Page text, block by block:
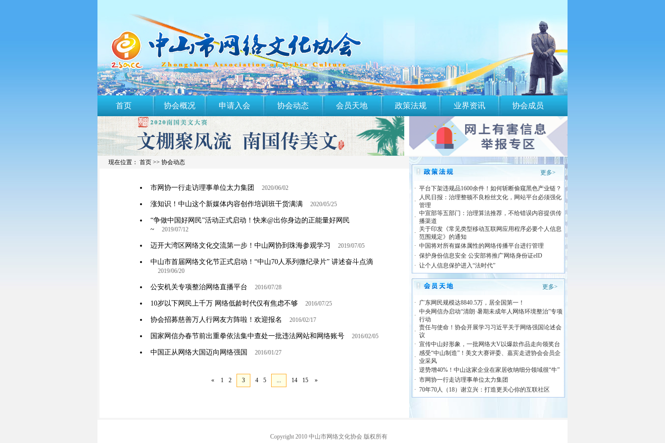
首页 协会概况 申请入会 协会动态 会员天地 政策法规 业界资讯 协会成员
现在位置： 首页 >> 协会动态
市网协一行走访理事单位太力集团 2020/06/02
涨知识！中山这个新媒体内容创作培训班干货满满 2020/05/25
“争做中国好网民”活动正式启动！快来@出你身边的正能量好网民
~
2019/07/12
迈开大湾区网络文化交流第一步！中山网协到珠海参观学习 2019/07/05
中山市首届网络文化节正式启动！“中山70人系列微纪录片” 讲述奋斗点滴
2019/06/20
公安机关专项整治网络直播平台 2016/07/28
10岁以下网民上千万 网络低龄时代仅有焦虑不够 2016/07/25
协会招募慈善万人行网友方阵啦！欢迎报名 2016/02/17
国家网信办春节前出重拳依法集中查处一批违法网站和网络账号 2016/02/05
中国正从网络大国迈向网络强国 2016/01/27
« 1 2 3 4 5 ... 14 15 »
更多>
· 平台下架违规品1600余件！如何斩断偷窥黑色产业链？
·
人民日报：治理整顿不良粉丝文化，网站平台必须强化
管理
·
中宣部等五部门：治理算法推荐，不给错误内容提供传
播渠道
·
关于印发《常见类型移动互联网应用程序必要个人信息
范围规定》的通知
· 中国将对所有媒体属性的网络传播平台进行管理
· 保护身份信息安全 公安部将推广网络身份证eID
· 让个人信息保护进入“法时代”
更多>
· 广东网民规模达8840.5万，居全国第一！
·
中央网信办启动“清朗·暑期未成年人网络环境整治”专项
行动
·
责任与使命！协会开展学习习近平关于网络强国论述会
议
· 宣传中山好形象，一批网络大V以爆款作品走向领奖台
·
感受“中山制造”！美文大赛评委、嘉宾走进协会会员企
业采风
· 逆势增40%！中山这家企业在家居收纳细分领域很“牛”
· 市网协一行走访理事单位太力集团
· 70年70人（18）谢立兴：打造更关心你的互联社区
Copyright 2010 中山市网络文化协会 版权所有